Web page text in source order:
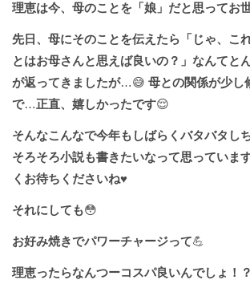
理恵は今、母のことを「娘」だと思ってお
先日、母にそのことを伝えたら「じゃ、こ
とはお母さんと思えば良いの？」なんてと
が返ってきましたが…😅 母との関係が少し
で…正直、嬉しかったです😌
そんなこんなで今年もしばらくバタバタし
そろそろ小説も書きたいなって思っていま
くお待ちくださいね♥️
それにしても😳
お好み焼きでパワーチャージって💪
理恵ったらなんつーコスパ良いんでしょ！